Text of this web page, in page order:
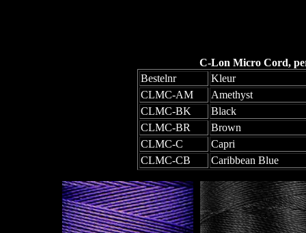
C-Lon Micro Cord,
Bestelnr
Kleur
CLMC-AM
Amethyst
CLMC-BK
Black
CLMC-BR
Brown
CLMC-C
Capri
CLMC-CB
Caribbean Blue